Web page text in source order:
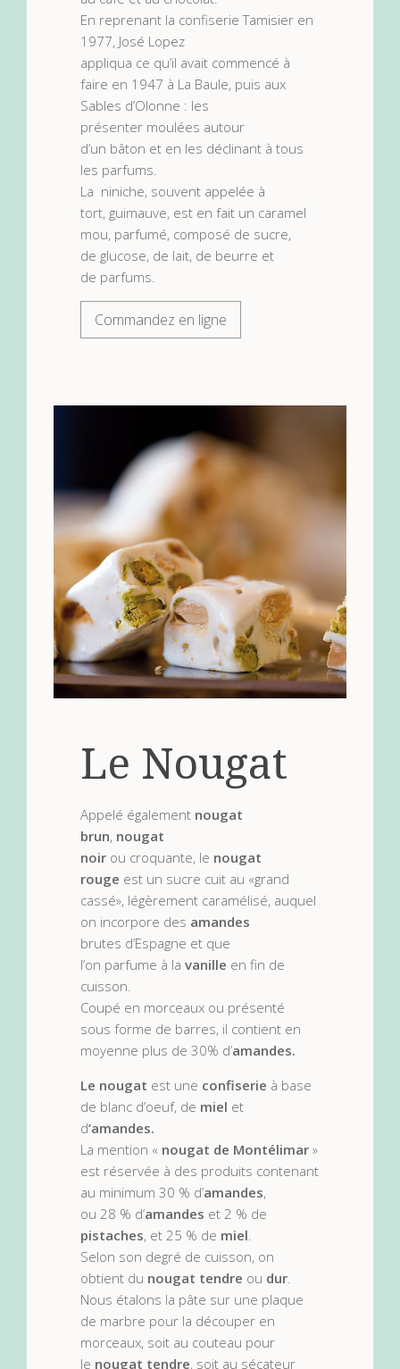
En reprenant la confiserie Tamisier en
1977, José Lopez
appliqua ce qu’il avait commencé à
faire en 1947 à La Baule, puis aux
Sables d’Olonne : les
présenter moulées autour
d’un bâton et en les déclinant à tous
les parfums.
La niniche, souvent appelée à
tort, guimauve, est en fait un caramel
mou, parfumé, composé de sucre,
de glucose, de lait, de beurre et
de parfums.
Commandez en ligne
Le Nougat
Appelé également nougat
brun, nougat
noir ou croquante, le nougat
rouge est un sucre cuit au «grand
cassé», légèrement caramélisé, auquel
on incorpore des amandes
brutes d’Espagne et que
l’on parfume à la vanille en fin de
cuisson.
Coupé en morceaux ou présenté
sous forme de barres, il contient en
moyenne plus de 30% d’amandes.
Le nougat est une confiserie à base
de blanc d’oeuf, de miel et
d’amandes.
La mention « nougat de Montélimar »
est réservée à des produits contenant
au minimum 30 % d’amandes,
ou 28 % d’amandes et 2 % de
pistaches, et 25 % de miel.
Selon son degré de cuisson, on
obtient du nougat tendre ou dur.
Nous étalons la pâte sur une plaque
de marbre pour la découper en
morceaux, soit au couteau pour
le nougat tendre, soit au sécateur